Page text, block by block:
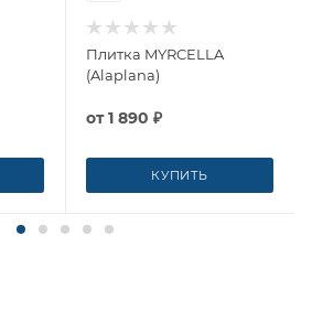
Плитка MYRCELLA
(Alaplana)
от1 890 ₽
КУПИТЬ